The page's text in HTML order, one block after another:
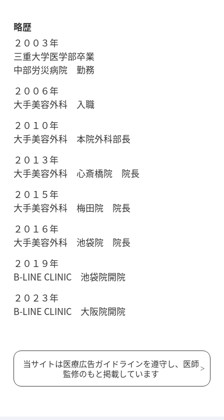
略歴
２００３年
三重大学医学部卒業
中部労災病院 勤務
２００６年
大手美容外科 入職
２０１０年
大手美容外科 本院外科部長
２０１３年
大手美容外科 心斎橋院 院長
２０１５年
大手美容外科 梅田院 院長
２０１６年
大手美容外科 池袋院 院長
２０１９年
B-LINE CLINIC 池袋院開院
２０２３年
B-LINE CLINIC 大阪院開院
当サイトは医療広告ガイドラインを遵守し、医師
監修のもと掲載しています